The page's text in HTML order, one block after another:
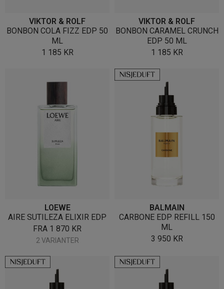
VIKTOR & ROLF
BONBON COLA FIZZ EDP 50
ML
1 185 KR
VIKTOR & ROLF
BONBON CARAMEL CRUNCH
EDP 50 ML
1 185 KR
LOEWE
AIRE SUTILEZA ELIXIR EDP
FRA 1 870 KR
2 VARIANTER
BALMAIN
CARBONE EDP REFILL 150
ML
3 950 KR